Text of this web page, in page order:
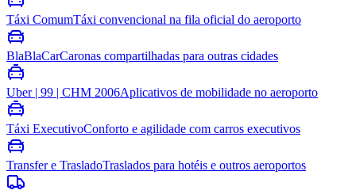
Táxi ComumTáxi convencional na fila oficial do aeroporto
BlaBlaCarCaronas compartilhadas para outras cidades
Uber | 99 | CHM 2006Aplicativos de mobilidade no aeroporto
Táxi ExecutivoConforto e agilidade com carros executivos
Transfer e TrasladoTraslados para hotéis e outros aeroportos